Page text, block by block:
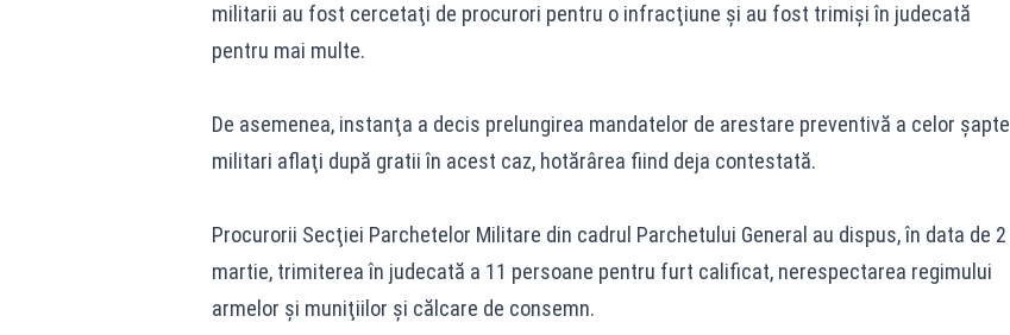
militarii au fost cercetaţi de procurori pentru o infracţiune şi au fost trimişi în judecată
pentru mai multe.
De asemenea, instanţa a decis prelungirea mandatelor de arestare preventivă a celor şapte
militari aflaţi după gratii în acest caz, hotărârea fiind deja contestată.
Procurorii Secţiei Parchetelor Militare din cadrul Parchetului General au dispus, în data de 2
martie, trimiterea în judecată a 11 persoane pentru furt calificat, nerespectarea regimului
armelor şi muniţiilor şi călcare de consemn.